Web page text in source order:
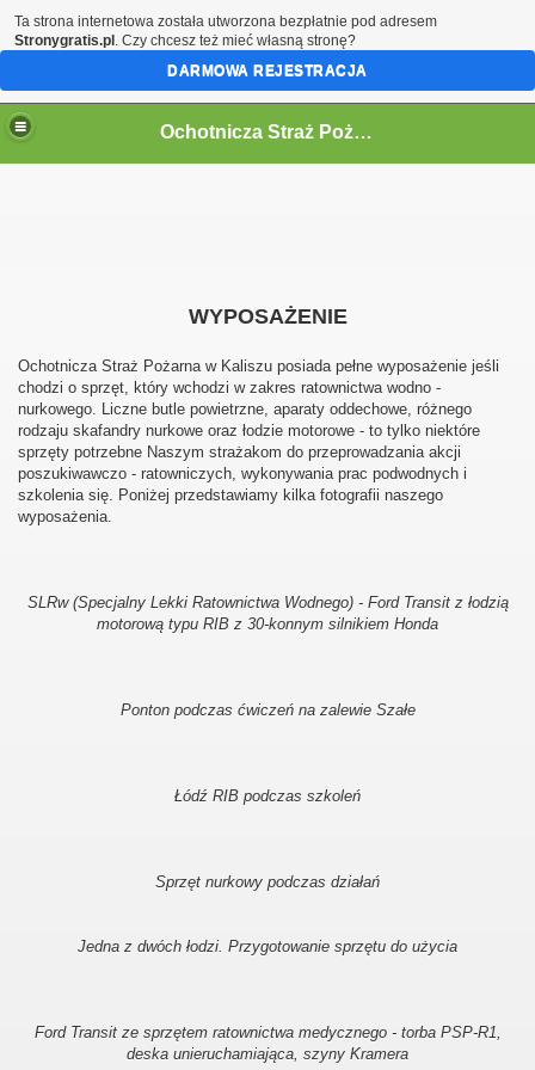
Ochotnicza Straż Pożarna w Kaliszu
WYPOSAŻENIE
Ochotnicza Straż Pożarna w Kaliszu posiada pełne wyposażenie jeśli
chodzi o sprzęt, który wchodzi w zakres ratownictwa wodno -
nurkowego. Liczne butle powietrzne, aparaty oddechowe, różnego
rodzaju skafandry nurkowe oraz łodzie motorowe - to tylko niektóre
sprzęty potrzebne Naszym strażakom do przeprowadzania akcji
poszukiwawczo - ratowniczych, wykonywania prac podwodnych i
szkolenia się. Poniżej przedstawiamy kilka fotografii naszego
wyposażenia.
SLRw (Specjalny Lekki Ratownictwa Wodnego) - Ford Transit z łodzią
motorową typu RIB z 30-konnym silnikiem Honda
Ponton podczas ćwiczeń na zalewie Szałe
Łódź RIB podczas szkoleń
Sprzęt nurkowy podczas działań
Jedna z dwóch łodzi. Przygotowanie sprzętu do użycia
Ford Transit ze sprzętem ratownictwa medycznego - torba PSP-R1,
deska unieruchamiająca, szyny Kramera
Ta strona internetowa została utworzona bezpłatnie pod adresem
Stronygratis.pl . Czy chcesz też mieć własną stronę?
DARMOWA REJESTRACJA